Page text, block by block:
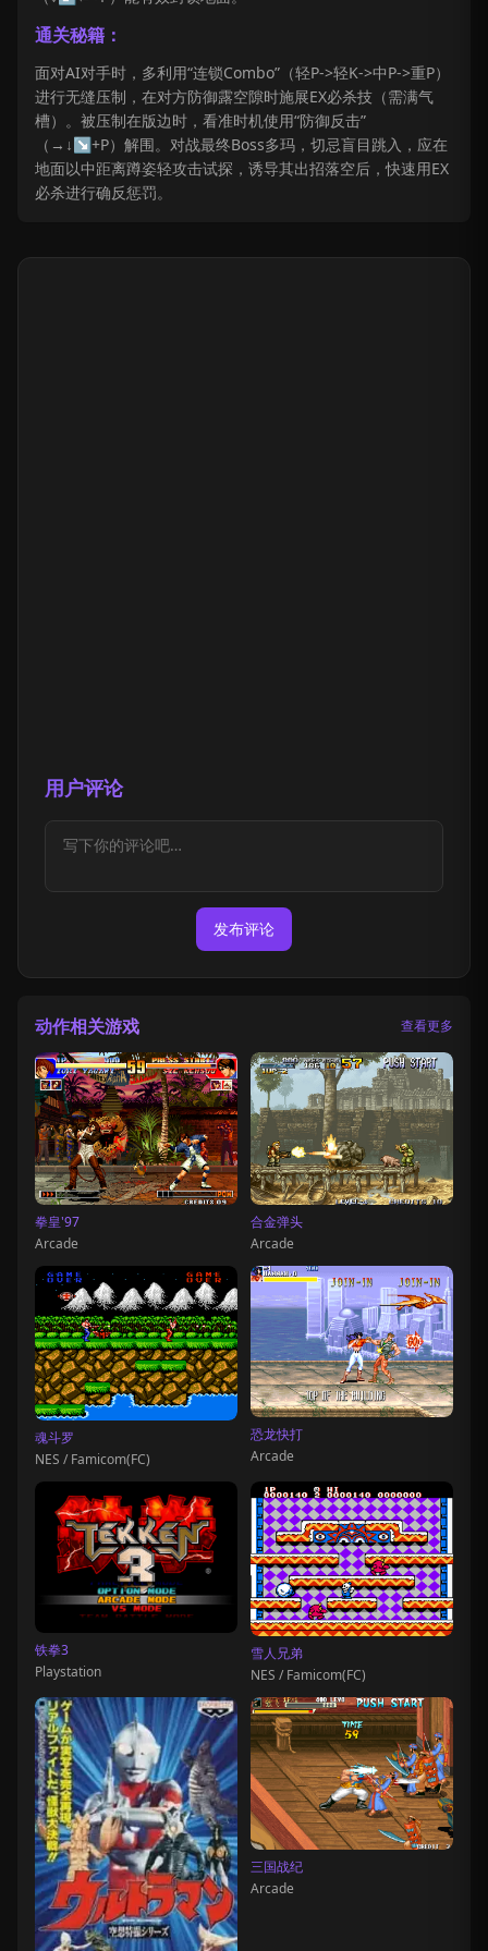
通关秘籍：
面对AI对手时，多利用“连锁Combo”（轻P->轻K->中P->重P）
进行无缝压制，在对方防御露空隙时施展EX必杀技（需满气
槽）。被压制在版边时，看准时机使用“防御反击”
（→↓↘+P）解围。对战最终Boss多玛，切忌盲目跳入，应在
地面以中距离蹲姿轻攻击试探，诱导其出招落空后，快速用EX
必杀进行确反惩罚。
用户评论
发布评论
动作相关游戏 查看更多
拳皇'97
Arcade
合金弹头
Arcade
魂斗罗
NES / Famicom(FC)
恐龙快打
Arcade
铁拳3
Playstation
雪人兄弟
NES / Famicom(FC)
三国战纪
Arcade